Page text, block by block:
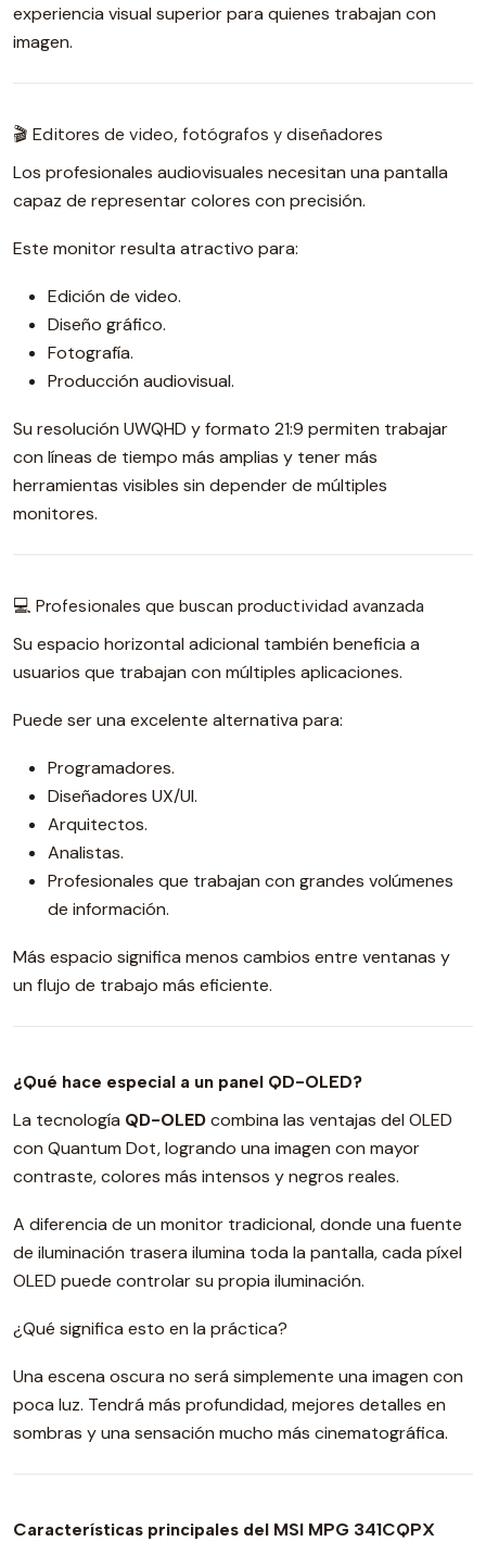
experiencia visual superior para quienes trabajan con
imagen.
🎬 Editores de video, fotógrafos y diseñadores
Los profesionales audiovisuales necesitan una pantalla
capaz de representar colores con precisión.
Este monitor resulta atractivo para:
Edición de video.
Diseño gráfico.
Fotografía.
Producción audiovisual.
Su resolución UWQHD y formato 21:9 permiten trabajar
con líneas de tiempo más amplias y tener más
herramientas visibles sin depender de múltiples
monitores.
💻 Profesionales que buscan productividad avanzada
Su espacio horizontal adicional también beneficia a
usuarios que trabajan con múltiples aplicaciones.
Puede ser una excelente alternativa para:
Programadores.
Diseñadores UX/UI.
Arquitectos.
Analistas.
Profesionales que trabajan con grandes volúmenes
de información.
Más espacio significa menos cambios entre ventanas y
un flujo de trabajo más eficiente.
¿Qué hace especial a un panel QD-OLED?
La tecnología QD-OLEDcombina las ventajas del OLED
con Quantum Dot, logrando una imagen con mayor
contraste, colores más intensos y negros reales.
A diferencia de un monitor tradicional, donde una fuente
de iluminación trasera ilumina toda la pantalla, cada píxel
OLED puede controlar su propia iluminación.
¿Qué significa esto en la práctica?
Una escena oscura no será simplemente una imagen con
poca luz. Tendrá más profundidad, mejores detalles en
sombras y una sensación mucho más cinematográfica.
Características principales del MSI MPG 341CQPX